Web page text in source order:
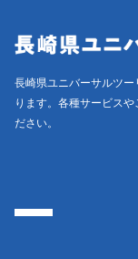
長崎県ユニバーサルツ
ります。各種サービス
ださい。